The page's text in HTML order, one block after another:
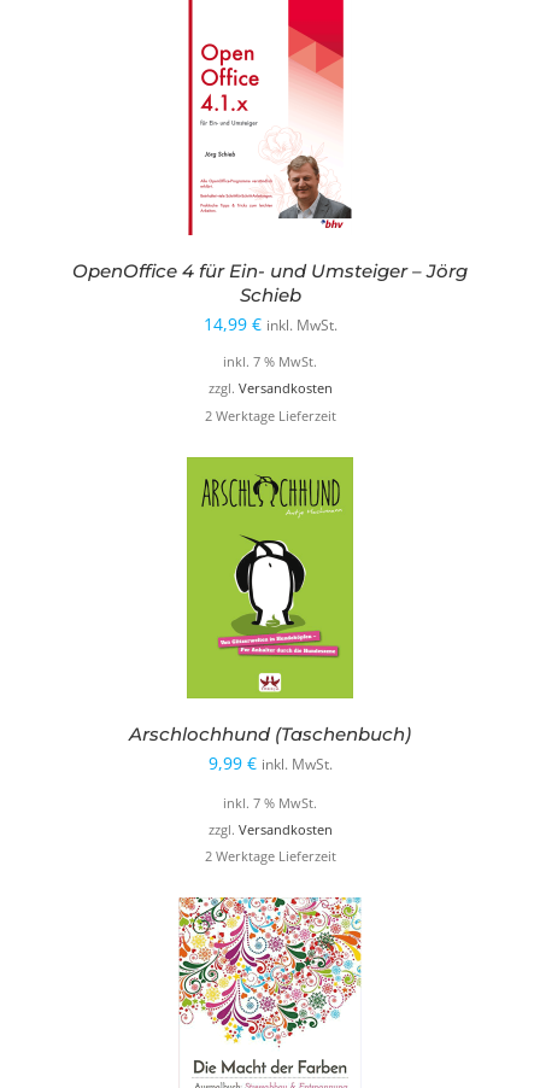
OpenOffice 4 für Ein- und Umsteiger – Jörg
Schieb
14,99 € inkl. MwSt.
inkl. 7 % MwSt.
zzgl. Versandkosten
2 Werktage Lieferzeit
Arschlochhund (Taschenbuch)
9,99 € inkl. MwSt.
inkl. 7 % MwSt.
zzgl. Versandkosten
2 Werktage Lieferzeit